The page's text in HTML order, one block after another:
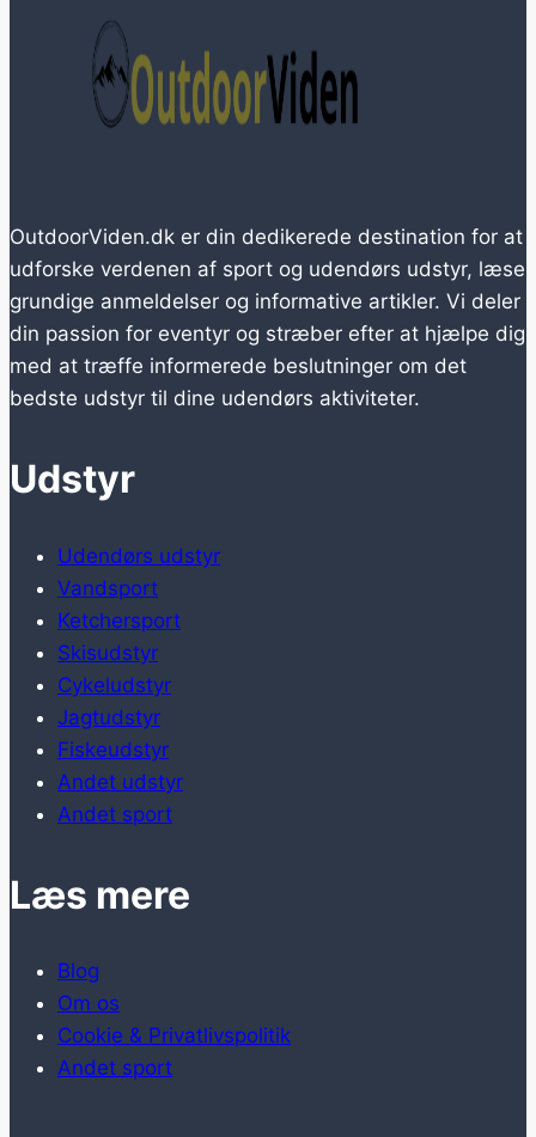
OutdoorViden.dk er din dedikerede destination for at
udforske verdenen af sport og udendørs udstyr, læse
grundige anmeldelser og informative artikler. Vi deler
din passion for eventyr og stræber efter at hjælpe dig
med at træffe informerede beslutninger om det
bedste udstyr til dine udendørs aktiviteter.
Udstyr
Udendørs udstyr
Vandsport
Ketchersport
Skisudstyr
Cykeludstyr
Jagtudstyr
Fiskeudstyr
Andet udstyr
Andet sport
Læs mere
Blog
Om os
Cookie & Privatlivspolitik
Andet sport